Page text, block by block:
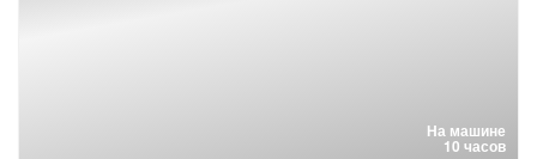
На машине
10 часов